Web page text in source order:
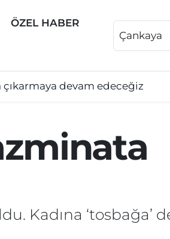
ÖZEL HABER
Çankaya
çıkarmaya devam edeceğiz
Kadına ‘tosbağa’